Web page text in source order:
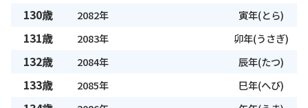
130歳 2082年 寅年(とら)
131歳 2083年 卯年(うさぎ)
132歳 2084年 辰年(たつ)
133歳 2085年 巳年(へび)